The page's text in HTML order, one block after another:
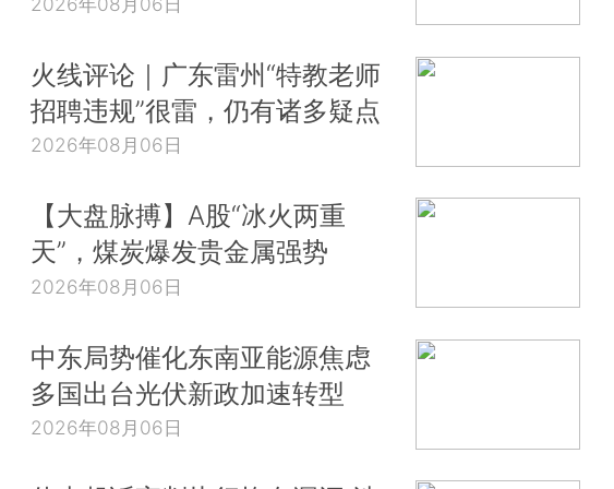
火线评论｜广东雷州“特教老师
招聘违规”很雷，仍有诸多疑点
2026年08月06日
【大盘脉搏】A股“冰火两重
天”，煤炭爆发贵金属强势
2026年08月06日
中东局势催化东南亚能源焦虑
多国出台光伏新政加速转型
2026年08月06日